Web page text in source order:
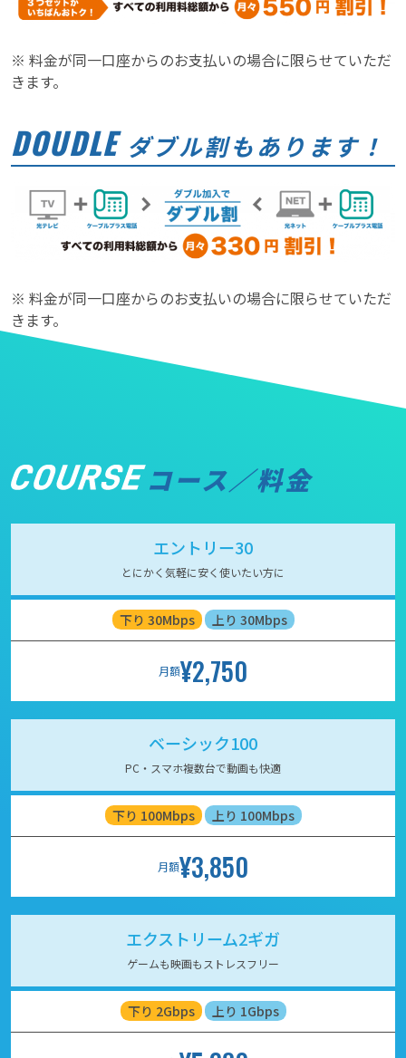
※ 料金が同一口座からのお支払いの場合に限らせていただ
きます。
DOUDLE ダブル割もあります！
※ 料金が同一口座からのお支払いの場合に限らせていただ
きます。
コース／料金
エントリー30
とにかく気軽に安く使いたい方に
下り 30Mbps 上り 30Mbps
月額¥2,750
ベーシック100
PC・スマホ複数台で動画も快適
下り 100Mbps 上り 100Mbps
月額¥3,850
エクストリーム2ギガ
ゲームも映画もストレスフリー
下り 2Gbps 上り 1Gbps